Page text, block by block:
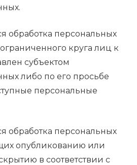
обработка персональных
круга лиц к
субъектом
либо по его просьбе
персональные
обработка персональных
опубликованию или
в соответствии с